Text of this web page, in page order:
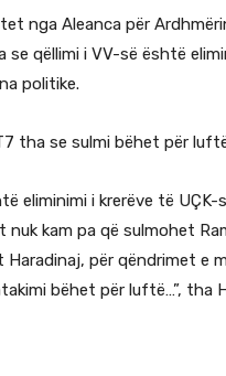
nga Aleanca për
se qëllimi i VV-së është
politike.
tha se sulmi bëhet për
eliminimi i krerëve të UÇK-
nuk kam pa që sulmohet
Haradinaj, për qëndrimet e
bëhet për luftë…”, tha